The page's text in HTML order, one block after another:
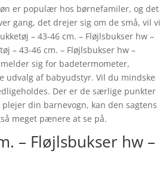
er populær hos børnefamiler, og det
gang, det drejer sig om de små, vil vi
– 43-46 cm. – Fløjlsbukser hw –
– 43-46 cm. – Fløjlsbukser hw –
sig for badetermometer,
af babyudstyr. Vil du mindske
Der er de særlige punkter
din barnevogn, kan den sagtens
meget pænere at se på.
– Fløjlsbukser hw –